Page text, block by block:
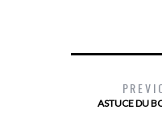
ASTUCE DU